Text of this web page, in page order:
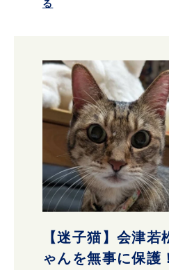
る
【迷子猫】会津
ゃんを無事に保護